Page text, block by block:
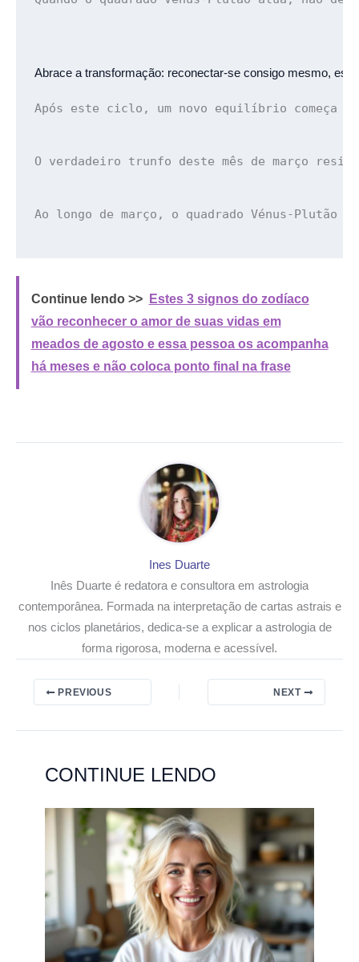
Abrace a transformação: reconectar-se consigo mesmo,
Após este ciclo, um novo equilíbrio começa a
O verdadeiro trunfo deste mês de março
Ao longo de março, o quadrado Vénus-
Continue lendo >>
Estes 3 signos do zodíaco
vão reconhecer o amor de suas vidas em
meados de agosto e essa pessoa os acompanha
há meses e não coloca ponto final na frase
Ines Duarte
Inês Duarte é redatora e consultora em astrologia
contemporânea. Formada na interpretação de cartas astrais e
nos ciclos planetários, dedica-se a explicar a astrologia de
forma rigorosa, moderna e acessível.
PREVIOUS NEXT
CONTINUE LENDO